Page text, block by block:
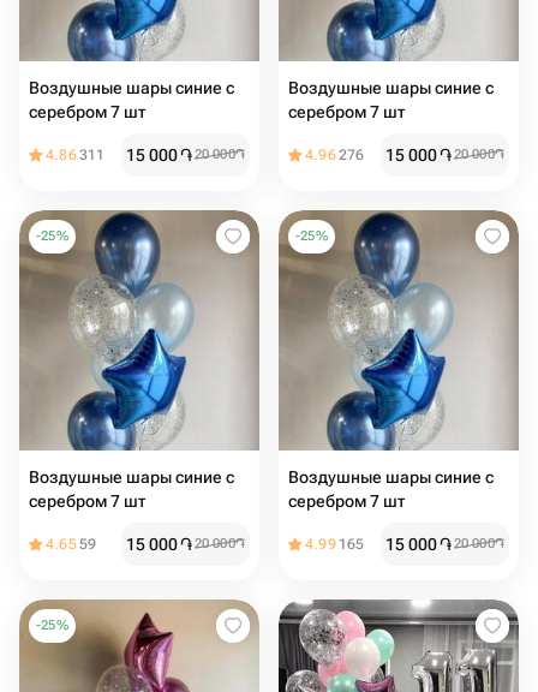
Воздушные шары синие с
серебром 7 шт
4.86311 15 000֏20 000֏
Воздушные шары синие с
серебром 7 шт
4.96276 15 000֏20 000֏
-25%
Воздушные шары синие с
серебром 7 шт
4.6559 15 000֏20 000֏
-25%
Воздушные шары синие с
серебром 7 шт
4.99 165 15 000֏20 000֏
-25%